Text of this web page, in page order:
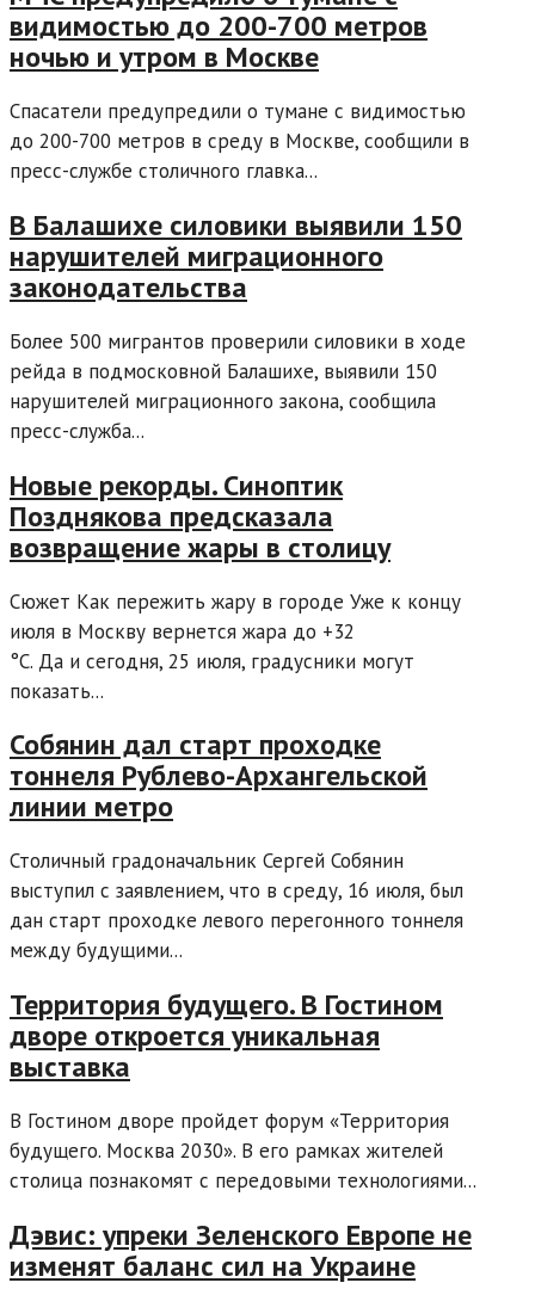
видимостью до 200-700 метров
ночью и утром в Москве
Спасатели предупредили о тумане с видимостью
до 200-700 метров в среду в Москве, сообщили в
пресс-службе столичного главка...
В Балашихе силовики выявили 150
нарушителей миграционного
законодательства
Более 500 мигрантов проверили силовики в ходе
рейда в подмосковной Балашихе, выявили 150
нарушителей миграционного закона, сообщила
пресс-служба...
Новые рекорды. Синоптик
Позднякова предсказала
возвращение жары в столицу
Сюжет Как пережить жару в городе Уже к концу
июля в Москву вернется жара до +32
°C. Да и сегодня, 25 июля, градусники могут
показать...
Собянин дал старт проходке
тоннеля Рублево-Архангельской
линии метро
Столичный градоначальник Сергей Собянин
выступил с заявлением, что в среду, 16 июля, был
дан старт проходке левого перегонного тоннеля
между будущими...
Территория будущего. В Гостином
дворе откроется уникальная
выставка
​В Гостином дворе пройдет форум «Территория
будущего. Москва 2030». В его рамках жителей
столица познакомят с передовыми технологиями...
Дэвис: упреки Зеленского Европе не
изменят баланс сил на Украине